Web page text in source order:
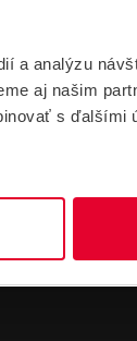
a analýzu
aj našim
s ďalšími